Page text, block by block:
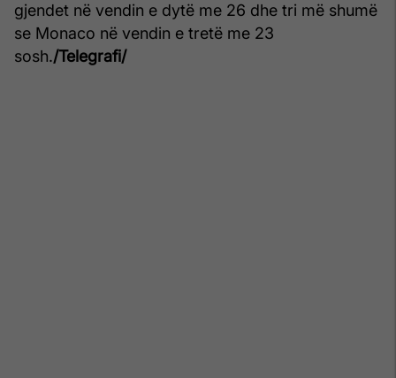
gjendet në vendin e dytë me 26 dhe tri më shumë
se Monaco në vendin e tretë me 23
sosh./Telegrafi/